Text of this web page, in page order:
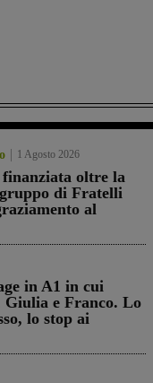
1 Agosto 2026
oltre la
di Fratelli
al
in A1 in cui
e Franco. Lo
lo stop ai